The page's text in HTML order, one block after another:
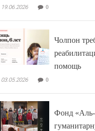
19.06.2026 0
Чолпон
помощь
03.05.2026 0
Фонд